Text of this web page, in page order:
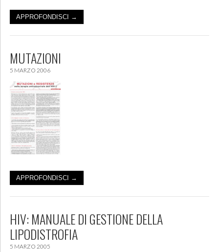
APPROFONDISCI →
MUTAZIONI
5 MARZO 2006
APPROFONDISCI →
HIV: MANUALE DI GESTIONE DELLA
LIPODISTROFIA
5 MARZO 2005